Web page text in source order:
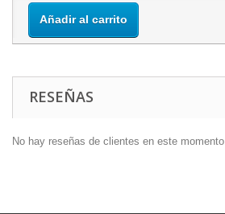
Añadir al carrito
RESEÑAS
No hay reseñas de clientes en este momento.